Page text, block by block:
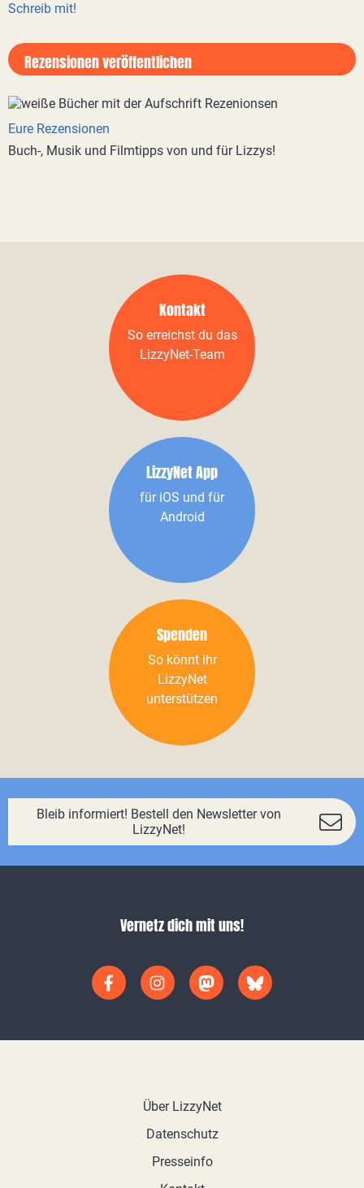
Schreib mit!
Rezensionen veröffentlichen
Eure Rezensionen
Buch-, Musik und Filmtipps von und für Lizzys!
Kontakt
So erreichst du das
LizzyNet-Team
LizzyNet App
für iOS und für
Android
Spenden
So könnt ihr
LizzyNet
unterstützen
Bleib informiert! Bestell den Newsletter von
LizzyNet!
Vernetz dich mit uns!
Über LizzyNet
Datenschutz
Presseinfo